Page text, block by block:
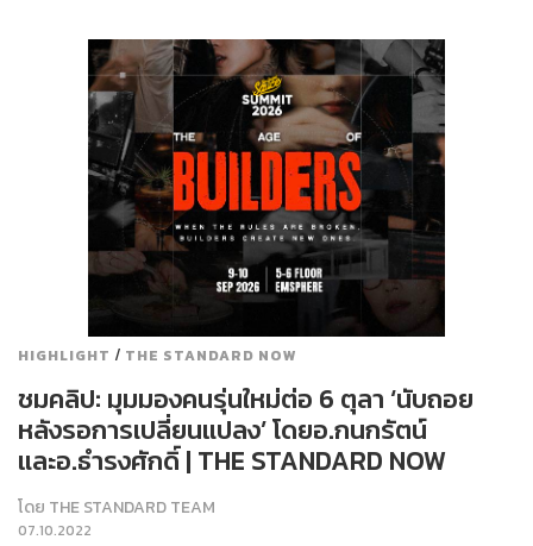
HIGHLIGHT / THE STANDARD NOW
ชมคลิป: มุมมองคนรุ่นใหม่ต่อ 6 ตุลา ‘นับถอย
หลังรอการเปลี่ยนแปลง’ โดยอ.กนกรัตน์
และอ.ธำรงศักดิ์ | THE STANDARD NOW
โดย THE STANDARD TEAM
07.10.2022